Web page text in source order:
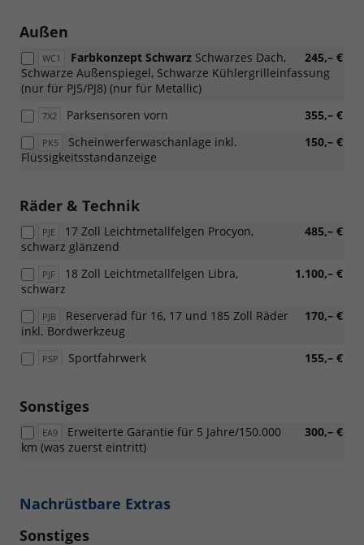
Außen
WC1 245,– €
Farbkonzept Schwarz Schwarzes Dach,
Schwarze Außenspiegel, Schwarze Kühlergrilleinfassung
(nur für PJ5/PJ8) (nur für Metallic)
7X2 355,– €
Parksensoren vorn
PK5 150,– €
Scheinwerferwaschanlage inkl.
Flüssigkeitsstandanzeige
Räder & Technik
PJE 485,– €
17 Zoll Leichtmetallfelgen Procyon,
schwarz glänzend
PJF 1.100,– €
18 Zoll Leichtmetallfelgen Libra,
schwarz
PJB 170,– €
Reserverad für 16, 17 und 185 Zoll Räder
inkl. Bordwerkzeug
PSP 155,– €
Sportfahrwerk
Sonstiges
EA9 300,– €
Erweiterte Garantie für 5 Jahre/150.000
km (was zuerst eintritt)
Nachrüstbare Extras
Sonstiges